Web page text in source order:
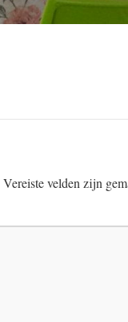
Vereiste velden zijn